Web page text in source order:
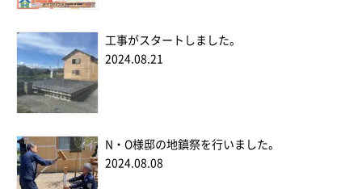
工事がスタートしました。
2024.08.21
N・O様邸の地鎮祭を行いました。
2024.08.08